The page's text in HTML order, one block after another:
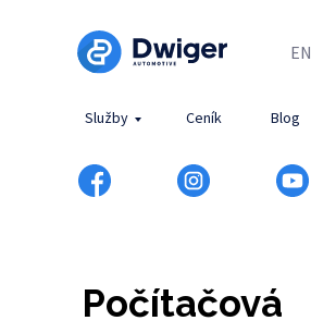
Služby Ceník Blog
EN
Počítačová